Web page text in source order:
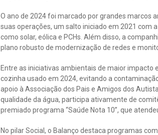
O ano de 2024 foi marcado por grandes marcos
suas operações, um salto iniciado em 2021 com
como solar, eólica e PCHs. Além disso, a
plano robusto de modernização de redes e
Entre as iniciativas ambientais de maior impacto
cozinha usado em 2024, evitando a
apoio à Associação dos Pais e Amigos dos
qualidade da água, participa ativamente de
premiado programa “Saúde Nota 10”, que
No pilar Social, o Balanço destaca programas